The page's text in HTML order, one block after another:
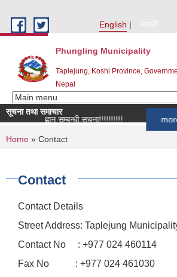
English
नेपाली
Phungling Municipality
Taplejung, Koshi Province,
Nepal
सूचना तथा समाचार
आह्वान सम्बन्धी सूचना!!!!!!!!!!
You are here
Home » Contact
Contact
Contact Details
Street Address: Taplejung
Contact No : +977 024 460114
Fax No : +977 024 461030